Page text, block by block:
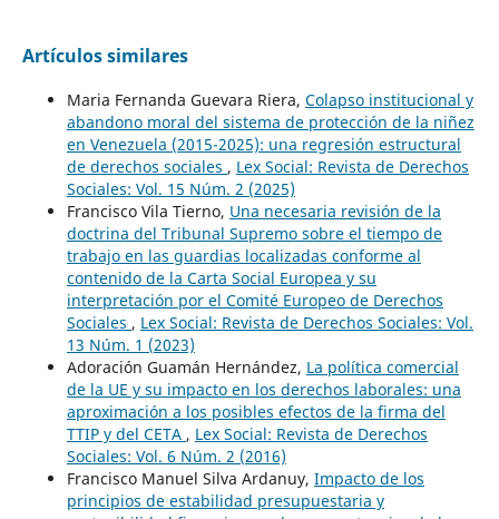
Artículos similares
Maria Fernanda Guevara Riera, Colapso institucional y
abandono moral del sistema de protección de la niñez
en Venezuela (2015-2025): una regresión estructural
de derechos sociales , Lex Social: Revista de Derechos
Sociales: Vol. 15 Núm. 2 (2025)
Francisco Vila Tierno, Una necesaria revisión de la
doctrina del Tribunal Supremo sobre el tiempo de
trabajo en las guardias localizadas conforme al
contenido de la Carta Social Europea y su
interpretación por el Comité Europeo de Derechos
Sociales , Lex Social: Revista de Derechos Sociales: Vol.
13 Núm. 1 (2023)
Adoración Guamán Hernández, La política comercial
de la UE y su impacto en los derechos laborales: una
aproximación a los posibles efectos de la firma del
TTIP y del CETA , Lex Social: Revista de Derechos
Sociales: Vol. 6 Núm. 2 (2016)
Francisco Manuel Silva Ardanuy, Impacto de los
principios de estabilidad presupuestaria y